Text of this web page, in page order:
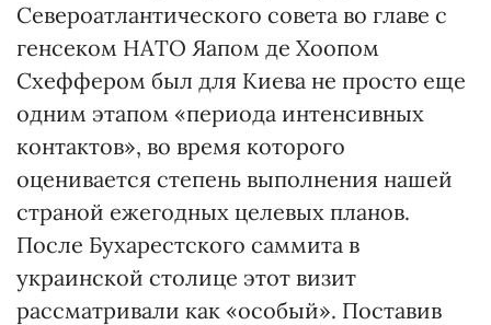
Североатлантического совета во главе с
генсеком НАТО Яапом де Хоопом
Схеффером был для Киева не просто еще
одним этапом «периода интенсивных
контактов», во время которого
оценивается степень выполнения нашей
страной ежегодных целевых планов.
После Бухарестского саммита в
украинской столице этот визит
рассматривали как «особый». Поставив